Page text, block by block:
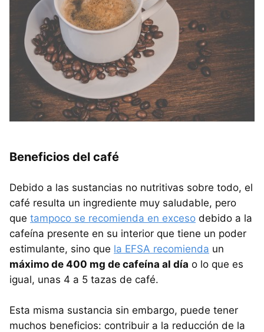
Beneficios del café
Debido a las sustancias no nutritivas sobre todo, el
café resulta un ingrediente muy saludable, pero
que tampoco se recomienda en exceso debido a la
cafeína presente en su interior que tiene un poder
estimulante, sino que la EFSA recomienda un
máximo de 400 mg de cafeína al día o lo que es
igual, unas 4 a 5 tazas de café.
Esta misma sustancia sin embargo, puede tener
muchos beneficios: contribuir a la reducción de la